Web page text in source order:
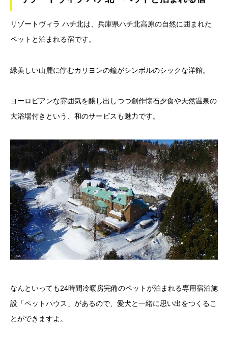
リゾートヴィラ ハチ北は、兵庫県ハチ北高原の自然に囲まれた
ペットと泊まれる宿です。
緑美しい山麓に佇むカリヨンの鐘がシンボルのシックな洋館。
ヨーロピアンな雰囲気を醸し出しつつ創作懐石夕食や天然温泉の
大浴場付きという、和のサービスも魅力です。
なんといっても24時間冷暖房完備のペットが泊まれる専用宿泊施
設「ペットハウス」があるので、愛犬と一緒に思い出をつくるこ
とができますよ。